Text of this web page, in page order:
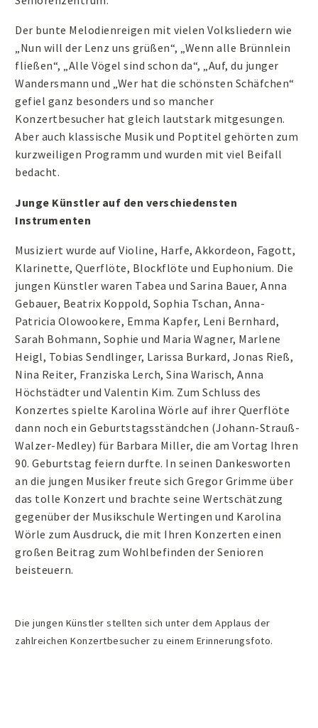
Der bunte Melodienreigen mit vielen Volksliedern wie
„Nun will der Lenz uns grüßen“, „Wenn alle Brünnlein
fließen“, „Alle Vögel sind schon da“, „Auf, du junger
Wandersmann und „Wer hat die schönsten Schäfchen“
gefiel ganz besonders und so mancher
Konzertbesucher hat gleich lautstark mitgesungen.
Aber auch klassische Musik und Poptitel gehörten zum
kurzweiligen Programm und wurden mit viel Beifall
bedacht.
Junge Künstler auf den verschiedensten
Instrumenten
Musiziert wurde auf Violine, Harfe, Akkordeon, Fagott,
Klarinette, Querflöte, Blockflöte und Euphonium. Die
jungen Künstler waren Tabea und Sarina Bauer, Anna
Gebauer, Beatrix Koppold, Sophia Tschan, Anna-
Patricia Olowookere, Emma Kapfer, Leni Bernhard,
Sarah Bohmann, Sophie und Maria Wagner, Marlene
Heigl, Tobias Sendlinger, Larissa Burkard, Jonas Rieß,
Nina Reiter, Franziska Lerch, Sina Warisch, Anna
Höchstädter und Valentin Kim. Zum Schluss des
Konzertes spielte Karolina Wörle auf ihrer Querflöte
dann noch ein Geburtstagsständchen (Johann-Strauß-
Walzer-Medley) für Barbara Miller, die am Vortag Ihren
90. Geburtstag feiern durfte. In seinen Dankesworten
an die jungen Musiker freute sich Gregor Grimme über
das tolle Konzert und brachte seine Wertschätzung
gegenüber der Musikschule Wertingen und Karolina
Wörle zum Ausdruck, die mit Ihren Konzerten einen
großen Beitrag zum Wohlbefinden der Senioren
beisteuern.
Die jungen Künstler stellten sich unter dem Applaus der
zahlreichen Konzertbesucher zu einem Erinnerungsfoto.